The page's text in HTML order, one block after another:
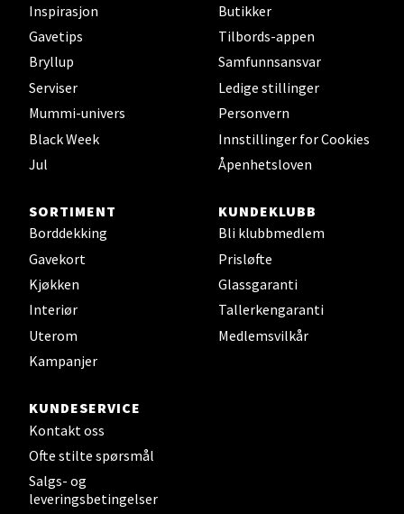
Inspirasjon
Gavetips
Bryllup
Serviser
Mummi-univers
Black Week
Jul
Butikker
Tilbords-appen
Samfunnsansvar
Ledige stillinger
Personvern
Innstillinger for Cookies
Åpenhetsloven
SORTIMENT
Borddekking
Gavekort
Kjøkken
Interiør
Uterom
Kampanjer
KUNDEKLUBB
Bli klubbmedlem
Prisløfte
Glassgaranti
Tallerkengaranti
Medlemsvilkår
KUNDESERVICE
Kontakt oss
Ofte stilte spørsmål
Salgs- og
leveringsbetingelser
Sortland - Sortland Storsenter
Åpent i dag 10-19
Steinkjer - Thon Senter Steinkjer
Sjøfartsgata 2, 7714 Steinkjer
0 i butikk
Leirvik - Stord